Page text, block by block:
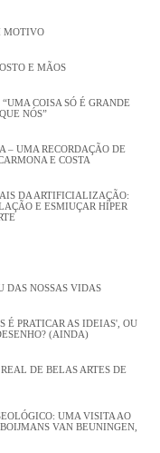
MOTIVO
E MÃOS
COISA SÓ É GRANDE
NÓS”
– UMA RECORDAÇÃO DE
E COSTA
DA ARTIFICIALIZAÇÃO:
E ESMIUÇAR HÍPER
DAS NOSSAS VIDAS
É PRATICAR AS IDEIAS', OU
(AINDA)
DE BELAS ARTES DE
UMA VISITA AO
VAN BEUNINGEN,